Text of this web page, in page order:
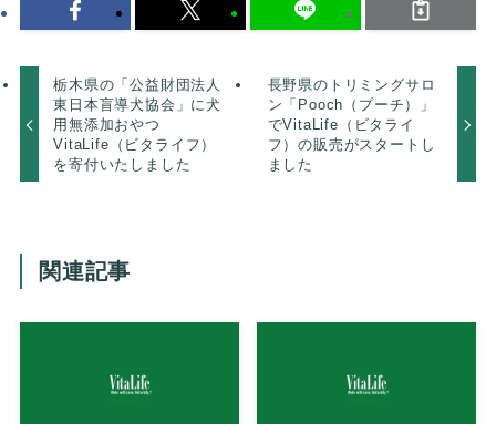
栃木県の「公益財団法人
東日本盲導犬協会」に犬
用無添加おやつ
VitaLife（ビタライフ）
を寄付いたしました
長野県のトリミングサロ
ン「Pooch（プーチ）」
でVitaLife（ビタライ
フ）の販売がスタートし
ました
関連記事